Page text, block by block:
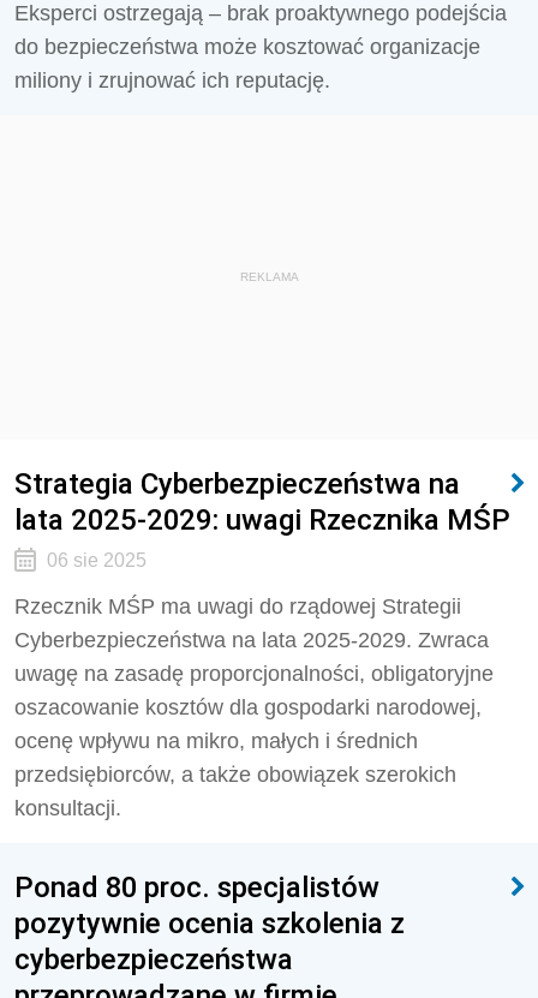
Eksperci ostrzegają – brak proaktywnego podejścia
do bezpieczeństwa może kosztować organizacje
miliony i zrujnować ich reputację.
REKLAMA
Strategia Cyberbezpieczeństwa na
lata 2025-2029: uwagi Rzecznika MŚP
06 sie 2025
Rzecznik MŚP ma uwagi do rządowej Strategii
Cyberbezpieczeństwa na lata 2025-2029. Zwraca
uwagę na zasadę proporcjonalności, obligatoryjne
oszacowanie kosztów dla gospodarki narodowej,
ocenę wpływu na mikro, małych i średnich
przedsiębiorców, a także obowiązek szerokich
konsultacji.
Ponad 80 proc. specjalistów
pozytywnie ocenia szkolenia z
cyberbezpieczeństwa